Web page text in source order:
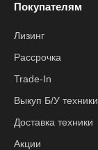
Покупателям
Лизинг
Рассрочка
Trade-In
Выкуп Б/У техники
Доставка техники
Акции